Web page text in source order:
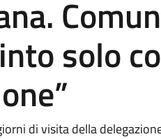
solo
di visita della